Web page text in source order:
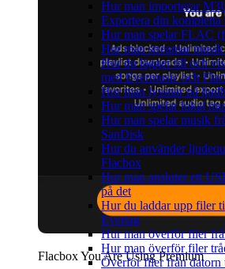
Hur man importerar
Exportera din
Hur man spelar FLAC
Hur man streamar
Hur du lägger till och
med Evermusic och
Hur man lyssnar på
Hur man spelar lokal
Hur man spelar musik
SanDisk
Hur du använder
Flacbox
Hur man ansluter ett
på det
Hur du laddar upp filer
Evertag
Hur man överför filer
Hur man överför filer
Överför filer från
Flacbox You Are Using Premium